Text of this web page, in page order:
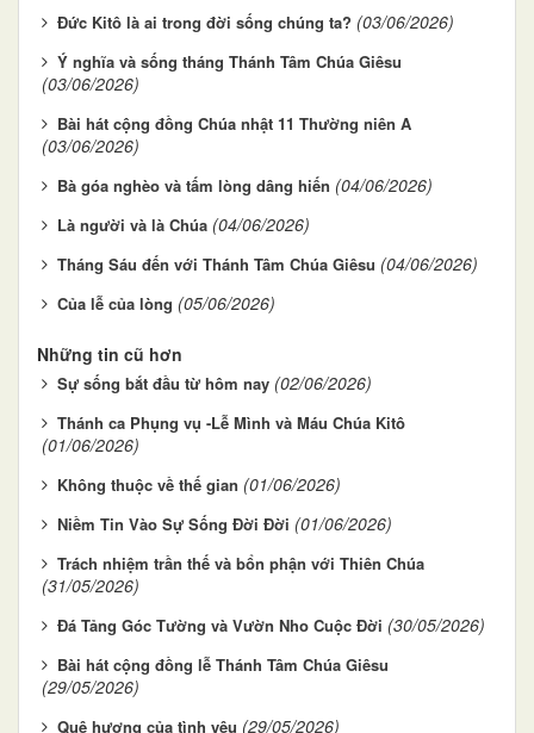
Đức Kitô là ai trong đời sống chúng ta? (03/06/2026)
Ý nghĩa và sống tháng Thánh Tâm Chúa Giêsu
(03/06/2026)
Bài hát cộng đồng Chúa nhật 11 Thường niên A
(03/06/2026)
Bà góa nghèo và tấm lòng dâng hiến (04/06/2026)
Là người và là Chúa (04/06/2026)
Tháng Sáu đến với Thánh Tâm Chúa Giêsu (04/06/2026)
Của lễ của lòng (05/06/2026)
Những tin cũ hơn
Sự sống bắt đầu từ hôm nay (02/06/2026)
Thánh ca Phụng vụ -Lễ Mình và Máu Chúa Kitô
(01/06/2026)
Không thuộc về thế gian (01/06/2026)
Niềm Tin Vào Sự Sống Đời Đời (01/06/2026)
Trách nhiệm trần thế và bổn phận với Thiên Chúa
(31/05/2026)
Đá Tảng Góc Tường và Vườn Nho Cuộc Đời (30/05/2026)
Bài hát cộng đồng lễ Thánh Tâm Chúa Giêsu
(29/05/2026)
Quê hương của tình yêu (29/05/2026)